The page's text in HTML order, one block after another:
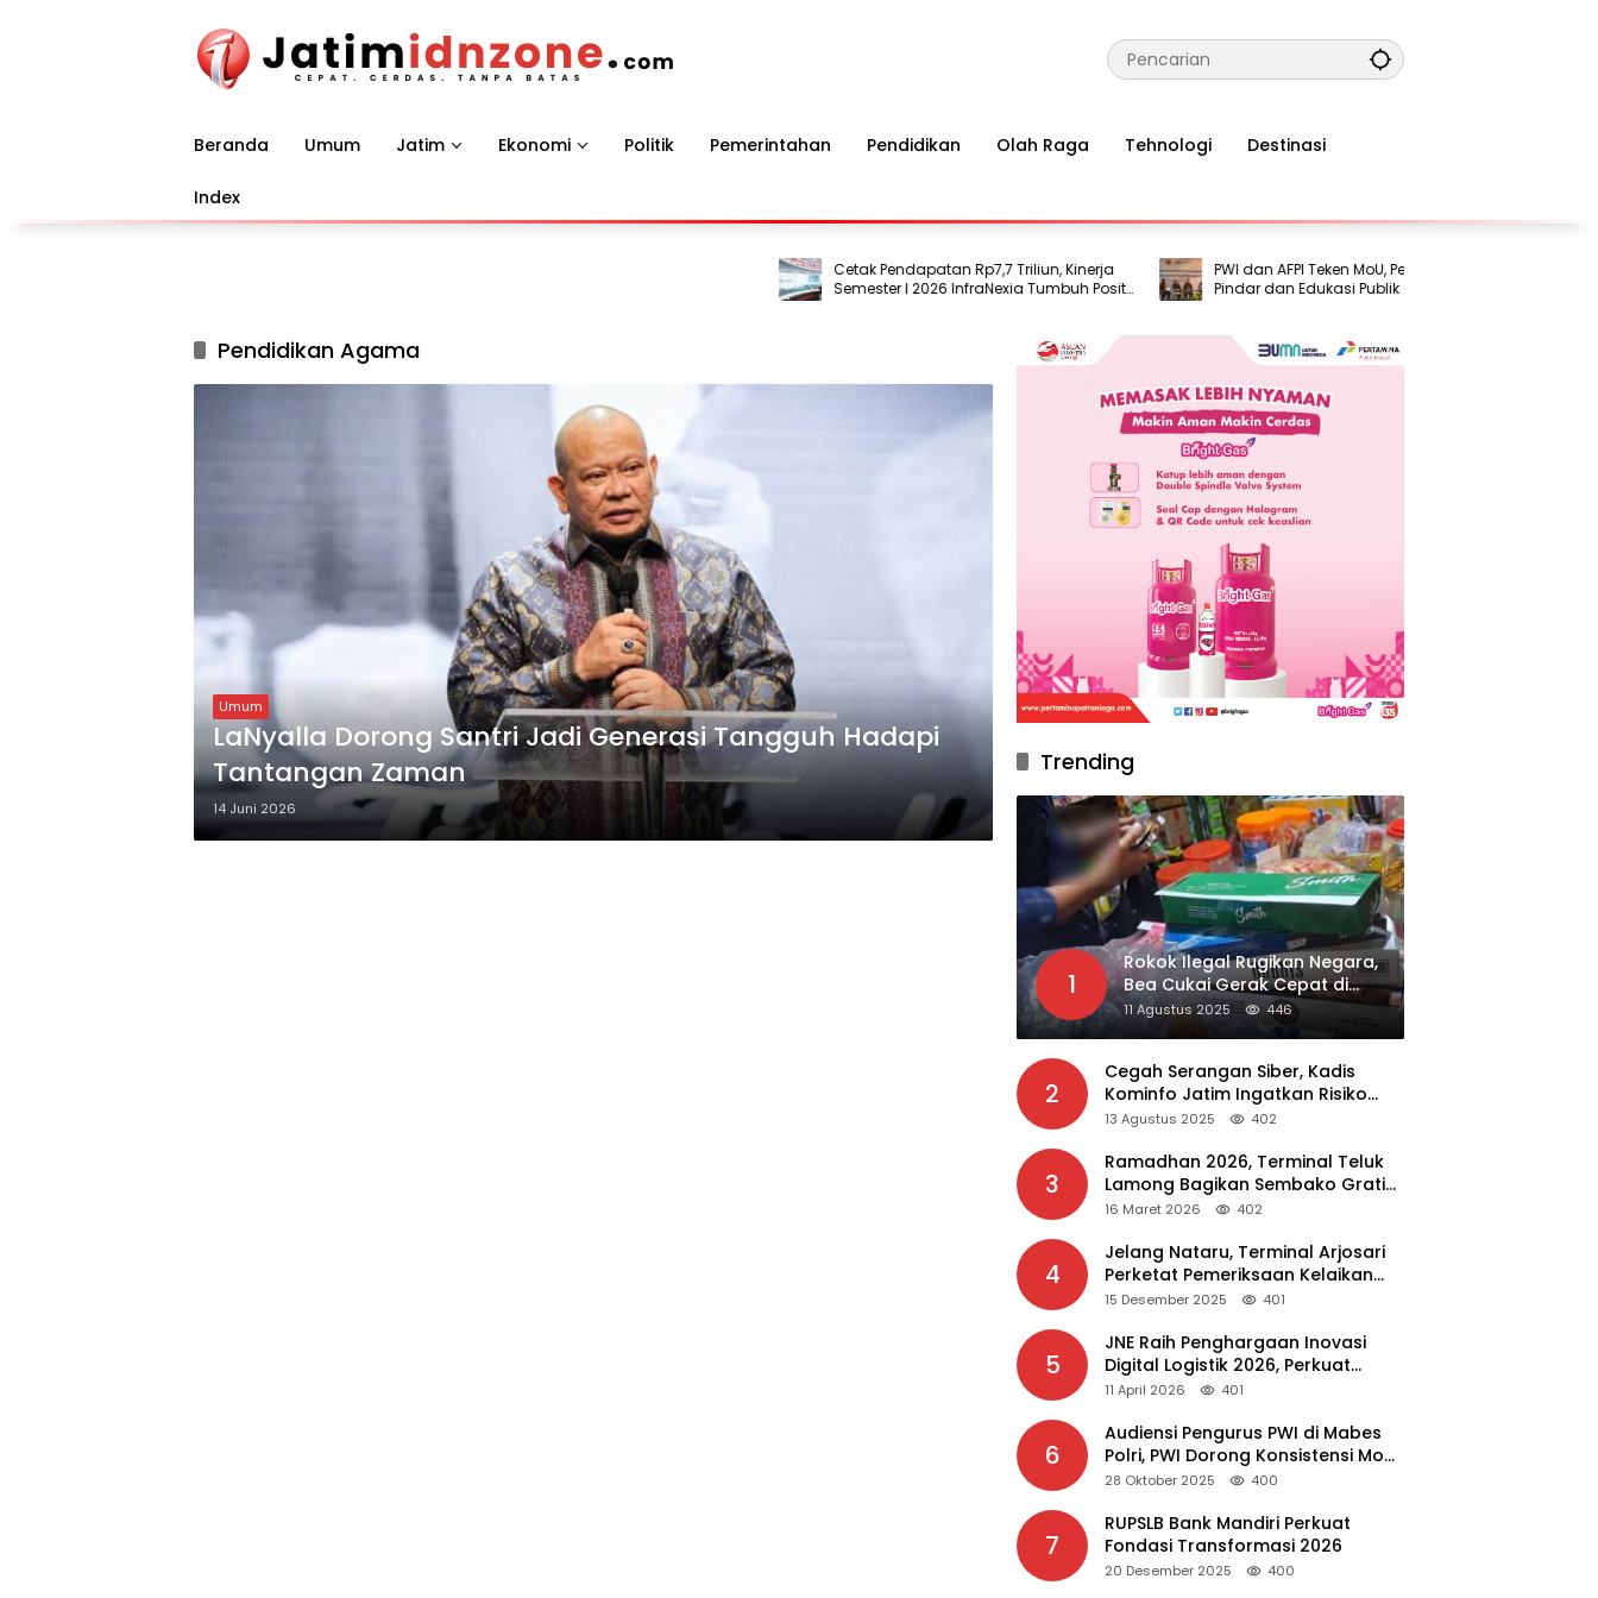
Beranda Umum Jatim Ekonomi Politik Pemerintahan Pendidikan Olah Raga Tehnologi Destinasi
Index
Cetak Pendapatan Rp7,7 Triliun, Kinerja
Semester I 2026 InfraNexia Tumbuh Positif
dan Perkuat Daya Saing Industri Digital
PWI dan AFPI Teken MoU, Perkuat Literasi
Pindar dan Edukasi Publik Cegah Pinjol
Ilegal
Pendidikan Agama
Umum
LaNyalla Dorong Santri Jadi Generasi Tangguh Hadapi
Tantangan Zaman
14 Juni 2026
Trending
1
Rokok Ilegal Rugikan Negara,
Bea Cukai Gerak Cepat di
Giripurno
11 Agustus 2025 446
2
Cegah Serangan Siber, Kadis
Kominfo Jatim Ingatkan Risiko
Malware dari Aplikasi Bajakan
13 Agustus 2025 402
3
Ramadhan 2026, Terminal Teluk
Lamong Bagikan Sembako Gratis
dan Takjil untuk Masyarakat
16 Maret 2026 402
4
Jelang Nataru, Terminal Arjosari
Perketat Pemeriksaan Kelaikan
Bus
15 Desember 2025 401
5
JNE Raih Penghargaan Inovasi
Digital Logistik 2026, Perkuat
Transformasi Layanan
11 April 2026 401
6
Audiensi Pengurus PWI di Mabes
Polri, PWI Dorong Konsistensi MoU
Dewan Pers – Polri
28 Oktober 2025 400
7
RUPSLB Bank Mandiri Perkuat
Fondasi Transformasi 2026
20 Desember 2025 400